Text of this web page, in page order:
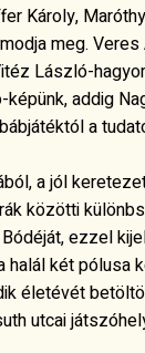
Károly,
meg.
László-
addig
a
a jól
közötti
ezzel
két pólusa
életévét
utcai